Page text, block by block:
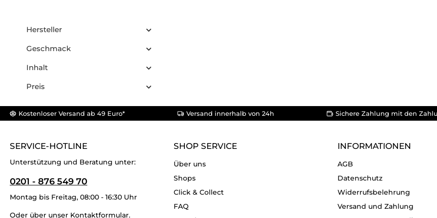
Hersteller
Geschmack
Inhalt
Preis
Kostenloser Versand ab 49 Euro* Versand innerhalb von 24h Sichere Zahlung mit den
SERVICE-HOTLINE
Unterstützung und Beratung unter:
0201 - 876 549 70
Montag bis Freitag, 08:00 - 16:30 Uhr
Oder über unser Kontaktformular.
SHOP SERVICE
Über uns
Shops
Click & Collect
FAQ
INFORMATIONEN
AGB
Datenschutz
Widerrufsbelehrung
Versand und Zahlung